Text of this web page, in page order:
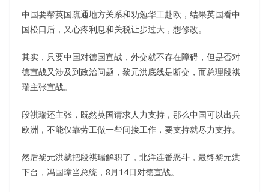
中国要帮英国疏通地方关系和劝勉华工赴欧，结果英国看中
国松口后，又心疼利息和关税让步过大，想修改。
其实，只要中国对德国宣战，外交就不存在障碍，但是否对
德宣战又涉及到政治问题，黎元洪底线是断交，而总理段祺
瑞主张宣战。
段祺瑞还主张，既然英国请求人力支持，那么中国可以出兵
欧洲，不能仅靠劳工做一些间接工作，要支持就尽力支持。
然后黎元洪就把段祺瑞解职了，北洋连番恶斗，最终黎元洪
下台，冯国璋当总统，8月14日对德宣战。